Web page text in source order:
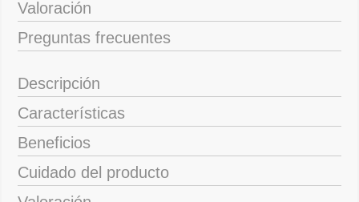
Valoración
Preguntas frecuentes
Descripción
Características
Beneficios
Cuidado del producto